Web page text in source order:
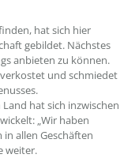
hat sich hier
gebildet. Nächstes
anbieten zu können.
und schmiedet
hat sich inzwischen
„Wir haben
allen Geschäften
weiter.